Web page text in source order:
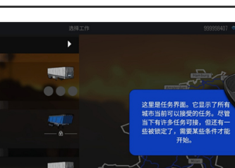
现实速度限制。
不同任务。
细内部视图。
扩展你的卡车帝国。
离合器和方向盘。
专业版的 手机游戏 ，欢迎大家记住本站